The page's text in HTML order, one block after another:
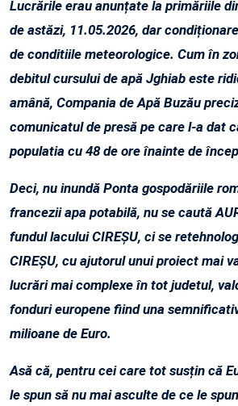
Lucrările erau anunțate la primăriile
de astăzi, 11.05.2026, dar
de conditiile meteorologice. Cum în
debitul cursului de apă Jghiab este
amână, Compania de Apă Buzău
comunicatul de presă pe care l-a dat
populatia cu 48 de ore înainte de
Deci, nu inundă Ponta gospodăriile
francezii apa potabilă, nu se caută
fundul lacului CIREȘU, ci se
CIREȘU, cu ajutorul unui proiect mai
lucrări mai complexe în tot judetul,
fonduri europene fiind una
milioane de Euro.
Asă că, pentru cei care tot susțin că
le spun să nu mai asculte de ce le